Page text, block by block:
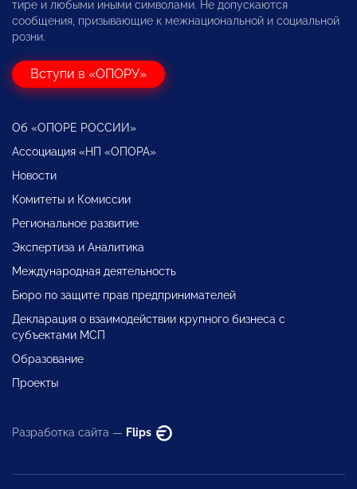
тире и любыми иными символами. Не допускаются
сообщения, призывающие к межнациональной и социальной
розни.
Вступи в «ОПОРУ»
Об «ОПОРЕ РОССИИ»
Ассоциация «НП «ОПОРА»
Новости
Комитеты и Комиссии
Региональное развитие
Экспертиза и Аналитика
Международная деятельность
Бюро по защите прав предпринимателей
Декларация о взаимодействии крупного бизнеса с
субъектами МСП
Образование
Проекты
Разработка сайта — Flips